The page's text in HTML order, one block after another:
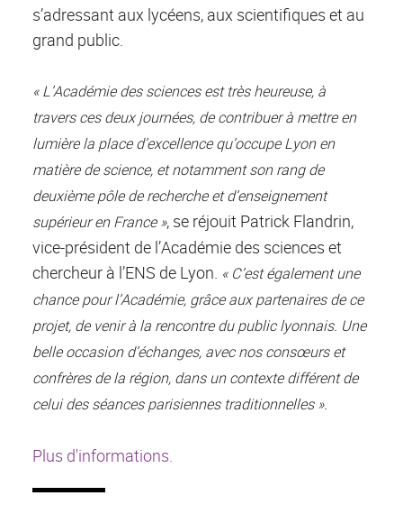
s’adressant aux lycéens, aux scientifiques et au
grand public.
« L’Académie des sciences est très heureuse, à
travers ces deux journées, de contribuer à mettre en
lumière la place d’excellence qu’occupe Lyon en
matière de science, et notamment son rang de
deuxième pôle de recherche et d’enseignement
supérieur en France », se réjouit Patrick Flandrin,
vice-président de l’Académie des sciences et
chercheur à l’ENS de Lyon. « C’est également une
chance pour l’Académie, grâce aux partenaires de ce
projet, de venir à la rencontre du public lyonnais. Une
belle occasion d’échanges, avec nos consœurs et
confrères de la région, dans un contexte différent de
celui des séances parisiennes traditionnelles ».
Plus d'informations.